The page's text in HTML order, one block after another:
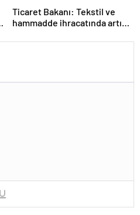
Ticaret Bakanı: Tekstil ve
hammadde ihracatında artış